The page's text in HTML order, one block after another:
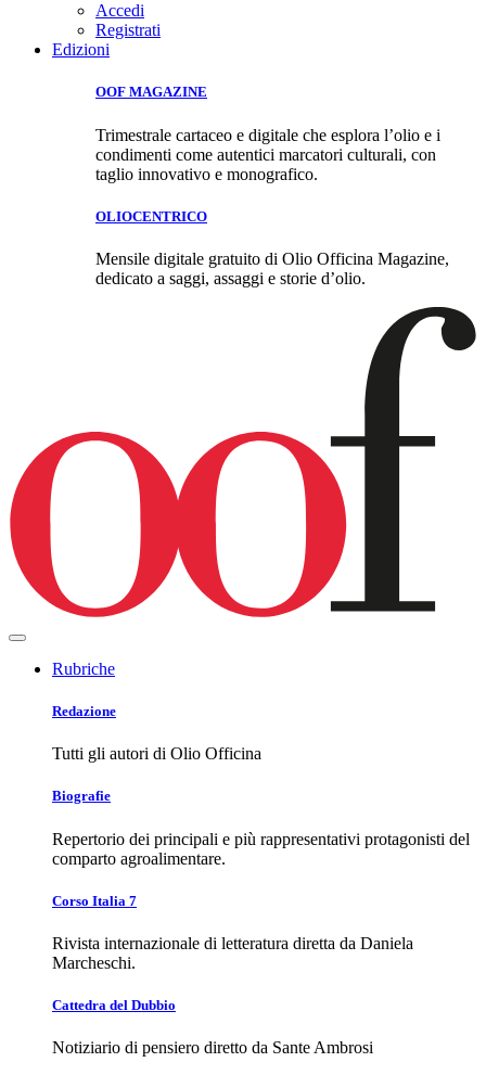
Accedi
Registrati
Edizioni
OOF MAGAZINE
Trimestrale cartaceo e digitale che esplora l’olio e i
condimenti come autentici marcatori culturali, con
taglio innovativo e monografico.
OLIOCENTRICO
Mensile digitale gratuito di Olio Officina Magazine,
dedicato a saggi, assaggi e storie d’olio.
Rubriche
Redazione
Tutti gli autori di Olio Officina
Biografie
Repertorio dei principali e più rappresentativi protagonisti del
comparto agroalimentare.
Corso Italia 7
Rivista internazionale di letteratura diretta da Daniela
Marcheschi.
Cattedra del Dubbio
Notiziario di pensiero diretto da Sante Ambrosi